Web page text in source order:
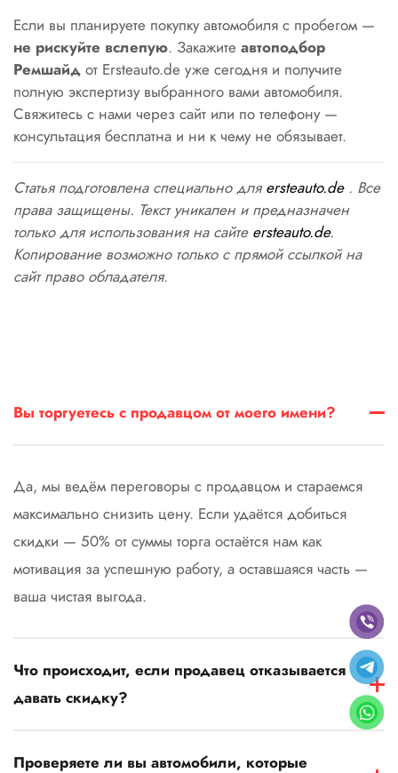
Если вы планируете покупку автомобиля с пробегом —
не рискуйте вслепую. Закажите автоподбор
Ремшайд от Ersteauto.de уже сегодня и получите
полную экспертизу выбранного вами автомобиля.
Свяжитесь с нами через сайт или по телефону —
консультация бесплатна и ни к чему не обязывает.
Статья подготовлена специально дляersteauto.de. Все
права защищены. Текст уникален и предназначен
только для использования на сайте ersteauto.de.
Копирование возможно только с прямой ссылкой на
сайт право обладателя.
Вы торгуетесь с продавцом от моего имени?
Да, мы ведём переговоры с продавцом и стараемся
максимально снизить цену. Если удаётся добиться
скидки — 50% от суммы торга остаётся нам как
мотивация за успешную работу, а оставшаяся часть —
ваша чистая выгода.
Что происходит, если продавец отказывается
давать скидку?
Проверяете ли вы автомобили, которые